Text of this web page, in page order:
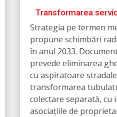
Transformarea
Strategia pe termen
propune schimbări
în anul 2033.
prevede eliminarea
cu aspiratoare
transformarea
colectare separată, cu
asociațiile de